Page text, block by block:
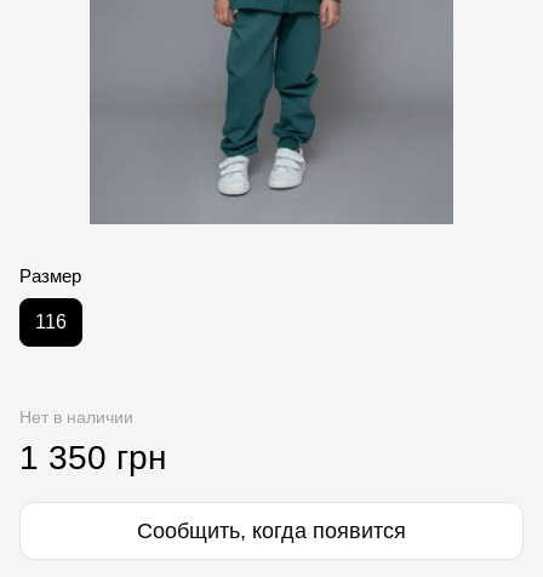
Размер
116
Нет в наличии
1 350 грн
Сообщить, когда появится